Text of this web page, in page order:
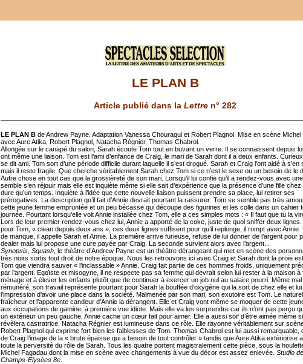
LE PLAN B
Article publié dans la Lettre n° 282
LE PLAN B de Andrew Payne. Adaptation Vanessa Chouraqui et Robert Plagnol. Mise en scène Michel
avec Aure Atika, Robert Plagnol, Natacha Régnier, Thomas Chabrol.
Allongée sur le canapé du salon, Sarah écoute Tom tout en buvant un verre. Il se connaissent depuis
ont même une liaison. Tom est l’ami d’enfance de Craig, le mari de Sarah dont il a deux enfants.
se dit ami. Tom sort d’une période difficile durant laquelle il s’est drogué. Sarah et Craig l’ont aidé à s’en
mais il reste fragile. Que cherche véritablement Sarah chez Tom si ce n’est le sexe ou un besoin de le
Autre chose en tout cas que la grossièreté de son mari. Lorsqu’il lui confie qu’il a rendez-vous avec
semble s’en réjouir mais elle est inquiète même si elle sait d’expérience que la présence d’une fille chez
dure qu’un temps. Inquiète à l’idée que cette nouvelle liaison puissent prendre sa place, lui retirer ses
prérogatives. La description qu’il fait d’Annie devrait pourtant la rassurer: Tom se semble pas très
cette jeune femme empruntée et un peu bécasse qui découpe des figurines et les colle dans un cahier
journée. Pourtant lorsqu’elle voit Annie installée chez Tom, elle a ces simples mots : « Il faut que tu la
Lors de leur premier rendez-vous chez lui, Annie a apporté de la coke, juste de quoi sniffer deux lignes.
pour Tom, « clean depuis deux ans », ces deux lignes suffisent pour qu’il replonge, il rompt avec Annie.
de manque, il appelle Sarah et Annie. La première arrive furieuse, refuse de lui donner de l’argent pour
dealer mais lui propose une cure payée par Craig. La seconde survient alors avec l’argent...
Synopsis Squash , le théâtre d’Andrew Payne est un théâtre dérangeant qui met en scène des
très noirs sortis tout droit de notre époque. Nous les retrouvons ici avec Craig et Sarah dont la proie
Tom que viendra sauver « l’inclassable » Annie. Craig fait partie de ces hommes froids, uniquement
par l’argent. Egoïste et misogyne, il ne respecte pas sa femme qui devrait selon lui rester à la maison à
ménage et à élever les enfants plutôt que de continuer à exercer un job nul au salaire pourri. Même mal
rémunéré, son travail représente pourtant pour Sarah la bouffée d’oxygène qui la sort de chez elle et
l’impression d’avoir une place dans la société. Malmenée par son mari, son exutoire est Tom. Le
fraîcheur et l’apparente candeur d’Annie la dérangent. Elle et Craig vont même se moquer de cette
aux occupations de gamine, à première vue idiote. Mais elle va les surprendre car ils n’ont pas perçu
un extérieur un peu gauche, Annie cache un cœur fait pour aimer. Elle a aussi soif d’être aimée même
révèlera castratrice. Natacha Régnier est lumineuse dans ce rôle. Elle rayonne véritablement sur
Robert Plagnol qui exprime fort bien les faiblesses de Tom. Thomas Chabrol est lui aussi remarquable,
de Craig l’image de la « brute épaisse qui a besoin de tout contrôler » tandis que Aure Atika extériorise
toute la perversité du rôle de Sarah. Tous les quatre portent magistralement cette pièce, sous la
Michel Fagadau dont la mise en scène avec changements à vue du décor est assez enlevée. Studio
Champs-Elysées 8e